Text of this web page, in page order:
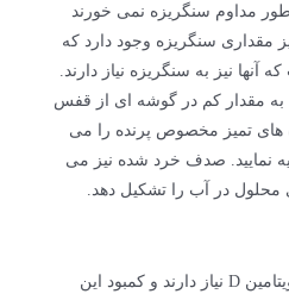
مداوم سنگریزه نمی خورند
مقداری سنگریزه وجود دارد که
نیز به سنگریزه نیاز دارند.
مقدار کم در گوشه ای از قفس
های تمیز مخصوص پرنده را می
نمایید. صدف خرد شده نیز می
محلول در آب را تشکیل دهد.
پرندگان به ویتامین A و نیز ویتامین D نیاز دارند و کمبود این